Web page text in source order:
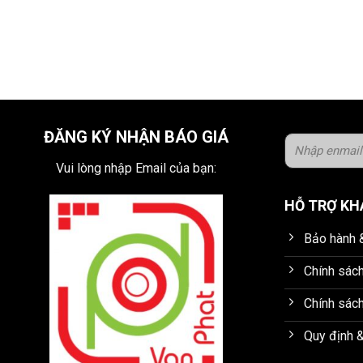
ĐĂNG KÝ NHẬN BÁO GIÁ
Vui lòng nhập Email của bạn:
HỖ TRỢ
Bảo hành
Chính
Chính
Quy định